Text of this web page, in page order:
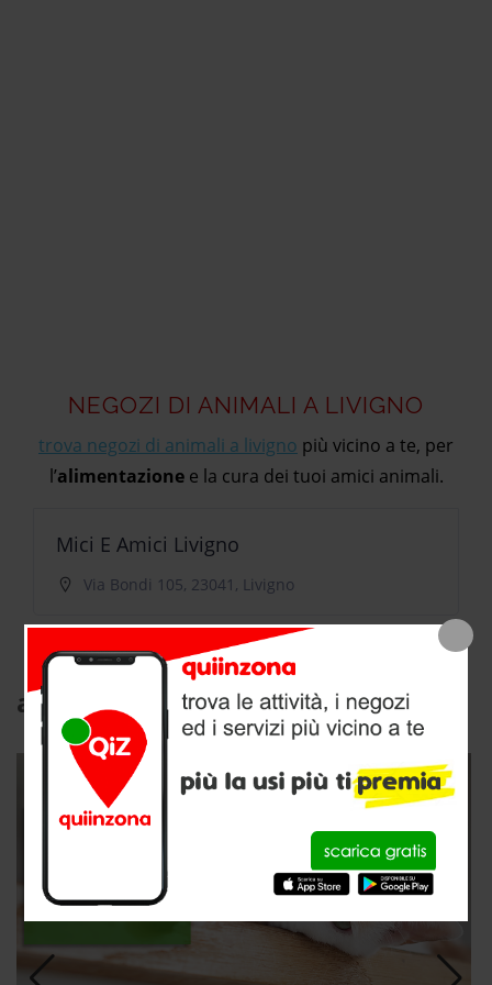
NEGOZI DI ANIMALI A LIVIGNO
trova negozi di animali a livigno più vicino a te, per
l’alimentazionee la cura dei tuoi amici animali.
Mici E Amici Livigno
Via Bondi 105, 23041, Livigno
articoli